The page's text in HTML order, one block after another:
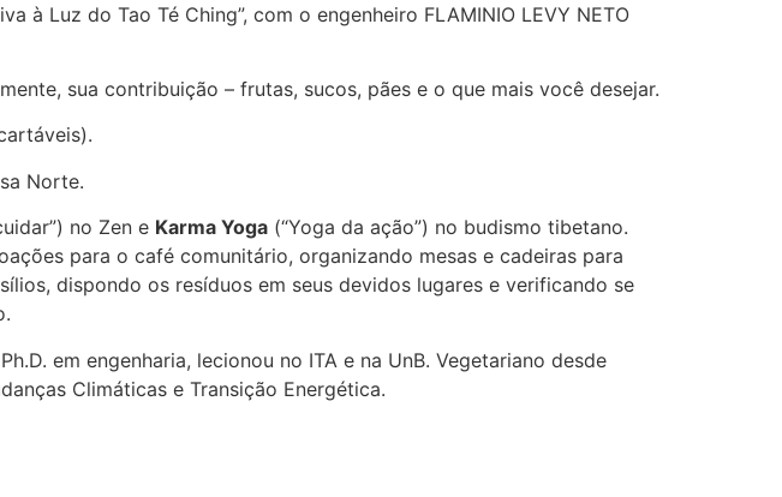
à Luz do Tao Té Ching”, com o engenheiro FLAMINIO LEVY NETO
sua contribuição – frutas, sucos, pães e o que mais você desejar.
Norte.
no Zen e Karma Yoga (“Yoga da ação”) no budismo tibetano.
para o café comunitário, organizando mesas e cadeiras para
dispondo os resíduos em seus devidos lugares e verificando se
em engenharia, lecionou no ITA e na UnB. Vegetariano desde
Climáticas e Transição Energética.